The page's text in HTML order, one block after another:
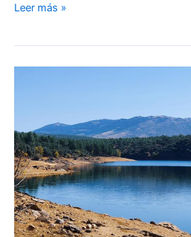
Marcha
Fotos
Leer más »